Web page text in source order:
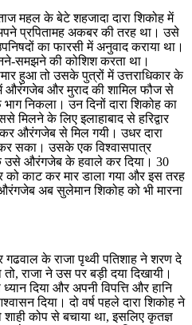
महल के बेटे शहजादा दारा शिकोह में
प्रपितामह अकबर की तरह था। उसे
का फारसी में अनुवाद कराया था।
समझने की कोशिश करता था।
हुआ तो उसके पुत्रों में उत्तराधिकार के
औरंगजेब और मुराद की शामिल फौज से
निकला। उन दिनों दारा शिकोह का
मिलने के लिए इलाहाबाद से हरिद्वार
औरंगजेब से मिल गयी। उधर दारा
सका। उसके एक विश्वासपात्र
उसे औरंगजेब के हवाले कर दिया। 30
को काट कर मार डाला गया और इस तरह
अब सुलेमान शिकोह को भी मारना
के राजा पृथ्वी पतिशाह ने शरण दे
राजा ने उस पर बड़ी दया दिखायी।
दिया और अपनी विपत्ति और हानि
दिया। दो वर्ष पहले दारा शिकोह ने
कोप से बचाया था, इसलिए कृतज्ञ